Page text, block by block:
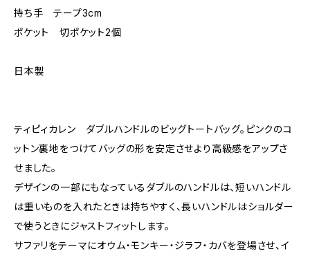
持ち手 テープ3cm
ポケット 切ポケット2個
日本製
ティピィカレン ダブルハンドルのビッグトートバッグ。ピンクのコ
ットン裏地をつけてバッグの形を安定させより高級感をアップさ
せました。
デザインの一部にもなっているダブルのハンドルは、短いハンドル
は重いものを入れたときは持ちやすく、長いハンドルはショルダー
で使うときにジャストフィットします。
サファリをテーマにオウム・モンキー・ジラフ・カバを登場させ、イ